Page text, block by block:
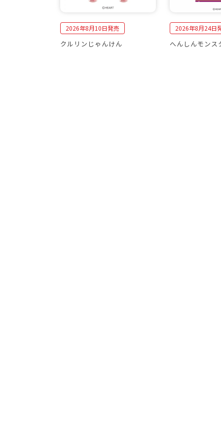
2026年8月10日発売
クルリンじゃんけん
2026年8月24日
へんしんモンス